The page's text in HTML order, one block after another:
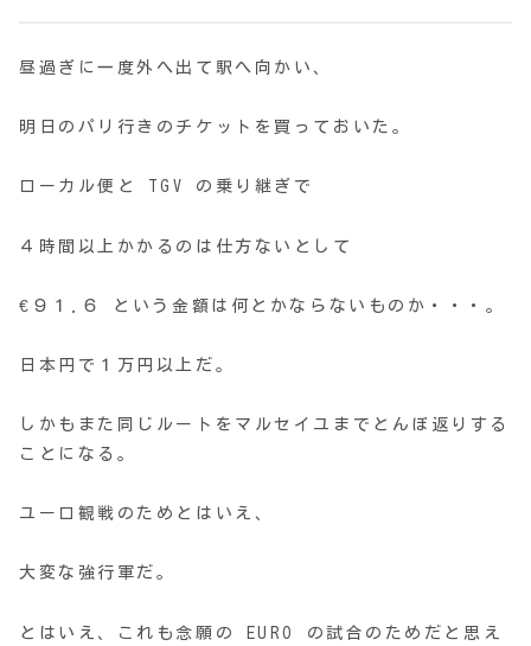
昼過ぎに一度外へ出て駅へ向かい、
明日のパリ行きのチケットを買っておいた。
ローカル便と TGV の乗り継ぎで
４時間以上かかるのは仕方ないとして
€９１.６ という金額は何とかならないものか・・・。
日本円で１万円以上だ。
しかもまた同じルートをマルセイユまでとんぼ返りする
ことになる。
ユーロ観戦のためとはいえ、
大変な強行軍だ。
とはいえ、これも念願の EURO の試合のためだと思え